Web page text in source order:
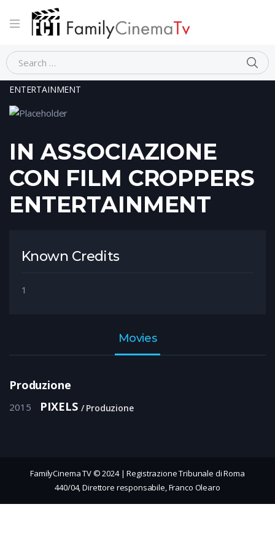
Home Person
IN ASSOCIAZIONE CON FILM CROPPERS
ENTERTAINMENT
IN ASSOCIAZIONE
CON FILM CROPPERS
ENTERTAINMENT
Known Credits
1
Movies
Produzione
2015 PIXELS Produzione
FamilyCinema TV © 2024 | Registrazione Tribunale di Roma
440/04, Direttore responsabile, Franco Olearo